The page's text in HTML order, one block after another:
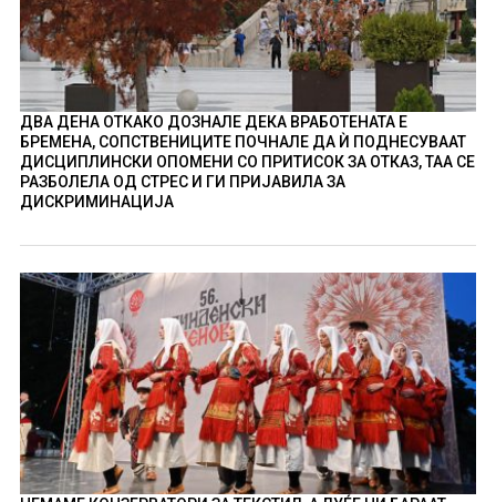
ДВА ДЕНА ОТКАКО ДОЗНАЛЕ ДЕКА ВРАБОТЕНАТА Е
БРЕМЕНА, СОПСТВЕНИЦИТЕ ПОЧНАЛЕ ДА Ѝ ПОДНЕСУВААТ
ДИСЦИПЛИНСКИ ОПОМЕНИ СО ПРИТИСОК ЗА ОТКАЗ, ТАА СЕ
РАЗБОЛЕЛА ОД СТРЕС И ГИ ПРИЈАВИЛА ЗА
ДИСКРИМИНАЦИЈА